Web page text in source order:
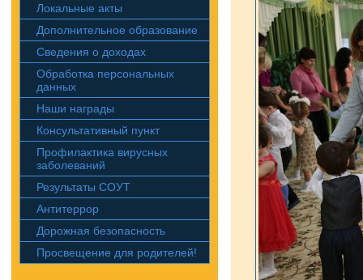
Локальные акты
Дополнительное образование
Сведения о доходах
Обработка персональных
данных
Наши награды
Консультативный пункт
Профилактика вирусных
заболеваний
Результаты СОУТ
Антитеррор
Дорожная безопасность
Просвещение для родителей!